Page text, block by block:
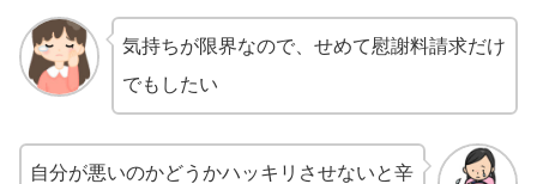
気持ちが限界なので、せめて慰謝料請求だけ
でもしたい
自分が悪いのかどうかハッキリさせないと辛